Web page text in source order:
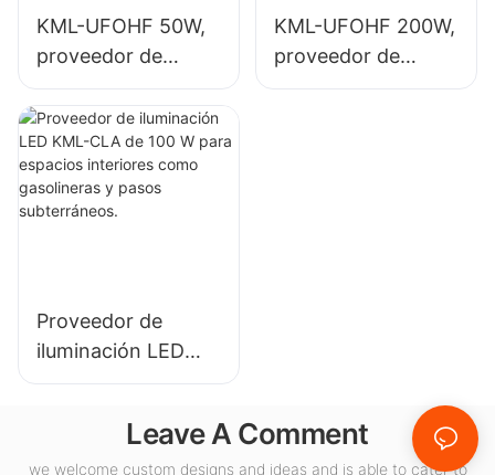
KML-UFOHF 50W,
proveedor de
iluminación LED de
gran altura para
plantas
industriales,
almacenes y otras
KML-UFOHF 200W,
proveedor de
iluminación LED de
Proveedor de
iluminación LED
KML-CLA de 100 W
interiores como
gasolineras y pasos
Leave A Comment
we welcome custom designs and ideas and is able to cater to